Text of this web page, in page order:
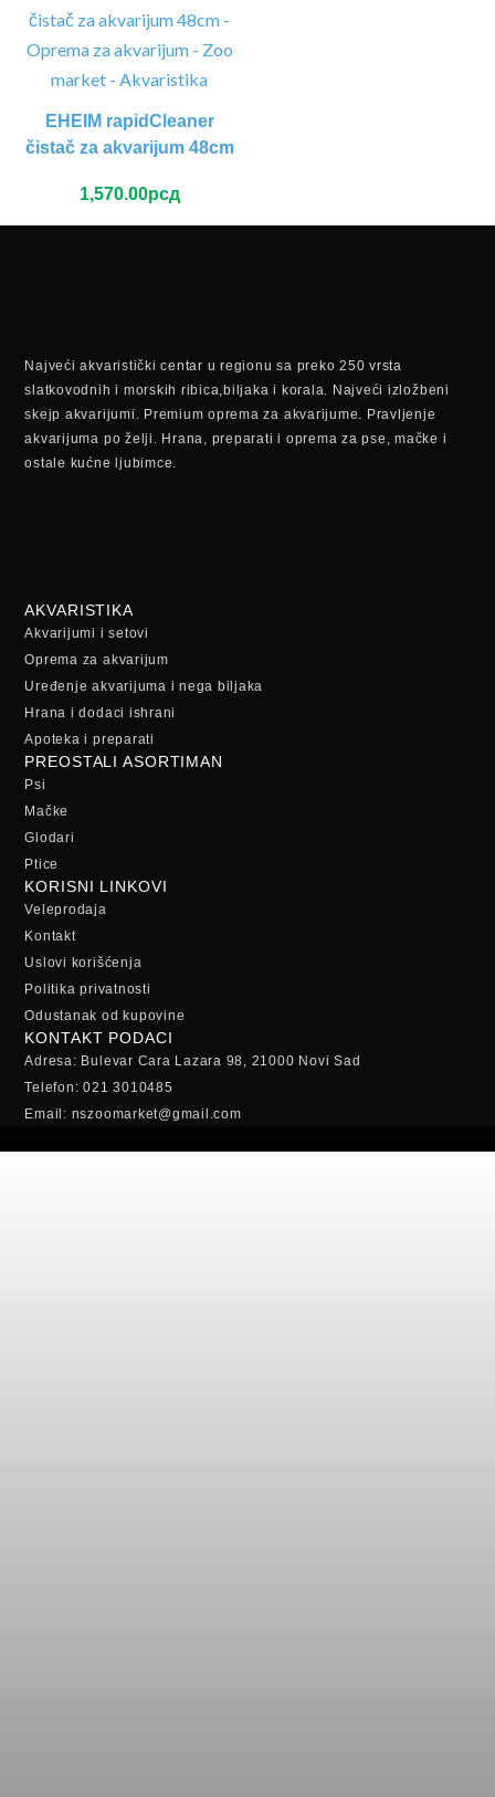
EHEIM rapidCleaner
čistač za akvarijum 48cm
1,570.00рсд
Najveći akvaristički centar u regionu sa preko 250 vrsta
slatkovodnih i morskih ribica,biljaka i korala. Najveći izložbeni
skejp akvarijumi. Premium oprema za akvarijume. Pravljenje
akvarijuma po želji. Hrana, preparati i oprema za pse, mačke i
ostale kućne ljubimce.
AKVARISTIKA
Akvarijumi i setovi
Oprema za akvarijum
Uređenje akvarijuma i nega biljaka
Hrana i dodaci ishrani
Apoteka i preparati
PREOSTALI ASORTIMAN
Psi
Mačke
Glodari
Ptice
KORISNI LINKOVI
Veleprodaja
Kontakt
Uslovi korišćenja
Politika privatnosti
Odustanak od kupovine
KONTAKT PODACI
Adresa: Bulevar Cara Lazara 98, 21000 Novi Sad
Telefon: 021 3010485
Email: nszoomarket@gmail.com